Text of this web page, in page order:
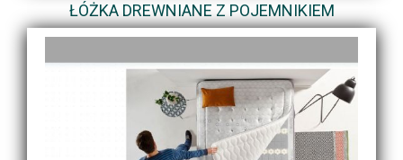
ŁÓŻKA DREWNIANE Z POJEMNIKIEM